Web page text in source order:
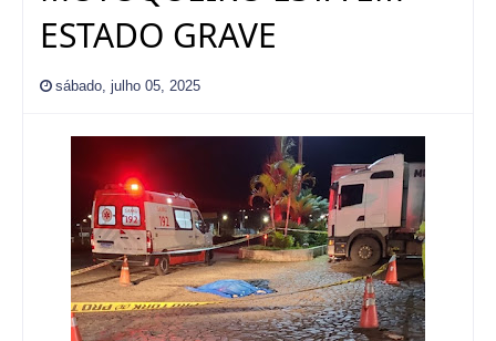
ESTADO GRAVE
sábado, julho 05, 2025